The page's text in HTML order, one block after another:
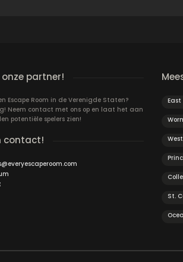
onze partner!
Escape Room in de Verenigde Staten?
Neem contact met ons op en laat het aan
potentiële spelers zien!
contact!
East
St.